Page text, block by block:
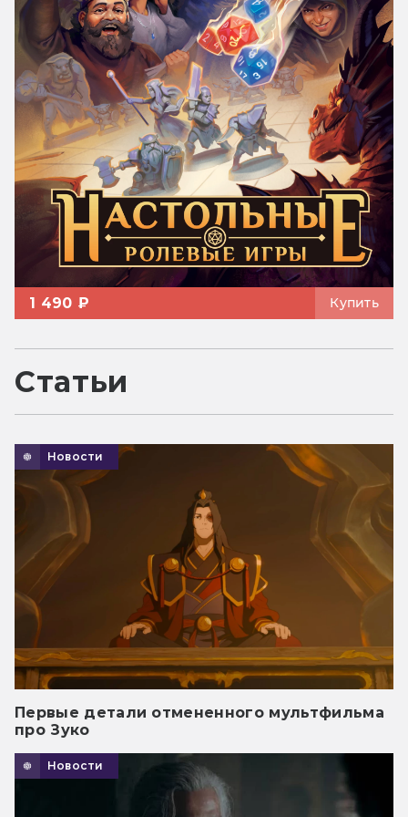
1 490 ₽ Купить
Статьи
Новости
Первые детали отмененного мультфильма
про Зуко
Новости